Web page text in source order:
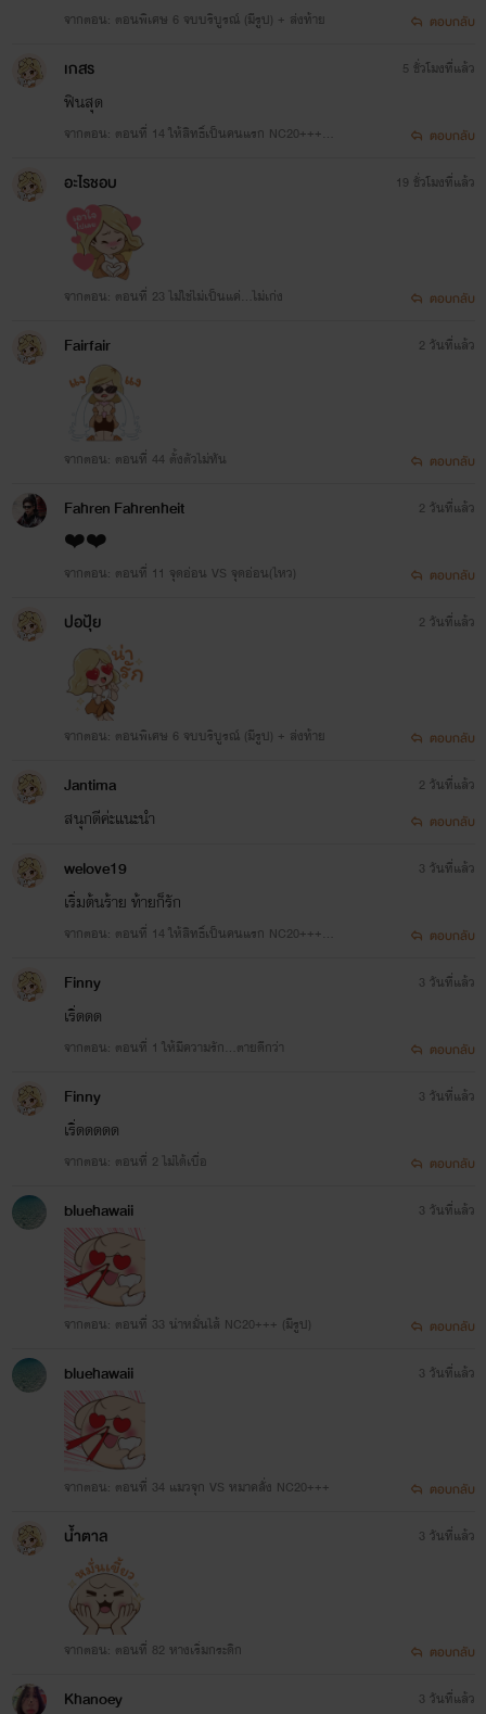
จากตอน: ตอนพิเศษ 6 จบบริบูรณ์ (มีรูป) + ส่งท้าย ตอบกลับ
เกสร
ฟินสุด
จากตอน: ตอนที่ 14 ให้สิทธิ์เป็นคนแรก NC20+++
5 ชั่วโมงที่แล้ว
ตอบกลับ
อะไรชอบ
จากตอน: ตอนที่ 23 ไม่ใช่ไม่เป็นแค่…ไม่เก่ง
19 ชั่วโมงที่แล้ว
ตอบกลับ
Fairfair
จากตอน: ตอนที่ 44 ตั้งตัวไม่ทัน
2 วันที่แล้ว
ตอบกลับ
Fahren Fahrenheit
❤️❤️
จากตอน: ตอนที่ 11 จุดอ่อน VS จุดอ่อน(ไหว)
2 วันที่แล้ว
ตอบกลับ
ปอปุ้ย
จากตอน: ตอนพิเศษ 6 จบบริบูรณ์ (มีรูป) + ส่งท้าย
2 วันที่แล้ว
ตอบกลับ
Jantima
สนุกดีค่ะแนะนำ
2 วันที่แล้ว
ตอบกลับ
welove19
เริ่มต้นร้าย ท้ายก็รัก
จากตอน: ตอนที่ 14 ให้สิทธิ์เป็นคนแรก NC20+++
3 วันที่แล้ว
ตอบกลับ
Finny
เริ่ดดด
จากตอน: ตอนที่ 1 ให้มีความรัก…ตายดีกว่า
3 วันที่แล้ว
ตอบกลับ
Finny
เริ่ดดดดด
จากตอน: ตอนที่ 2 ไม่ได้เบื่อ
3 วันที่แล้ว
ตอบกลับ
bluehawaii
จากตอน: ตอนที่ 33 น่าหมั่นไส้ NC20+++ (มีรูป)
3 วันที่แล้ว
ตอบกลับ
bluehawaii
จากตอน: ตอนที่ 34 แมวจุก VS หมาคลั่ง NC20+++
3 วันที่แล้ว
ตอบกลับ
น้ำตาล
จากตอน: ตอนที่ 82 หางเริ่มกระดิก
3 วันที่แล้ว
ตอบกลับ
Khanoey 3 วันที่แล้ว